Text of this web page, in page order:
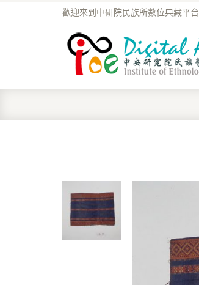
歡迎來到中研院民族所數位典藏平台